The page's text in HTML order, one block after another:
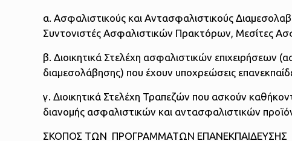
α. Ασφαλιστικούς και Αντασφαλιστικούς
Συντονιστές Ασφαλιστικών Πρακτόρων, Μεσίτες
β. Διοικητικά Στελέχη ασφαλιστικών επιχειρήσεων
διαμεσολάβησης) που έχουν υποχρεώσεις
γ. Διοικητικά Στελέχη Τραπεζών που ασκούν
διανομής ασφαλιστικών και αντασφαλιστικών
ΣΚΟΠΟΣ ΤΩΝ ΠΡΟΓΡΑΜΜΑΤΩΝ ΕΠΑΝΕΚΠΑΙΔΕΥΣΗΣ